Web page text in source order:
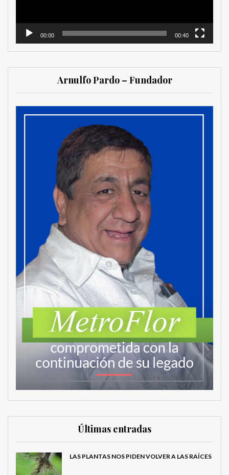
00:00 00:40
Arnulfo Pardo – Fundador
Últimas entradas
LAS PLANTAS NOS PIDEN VOLVER A LAS RAÍCES